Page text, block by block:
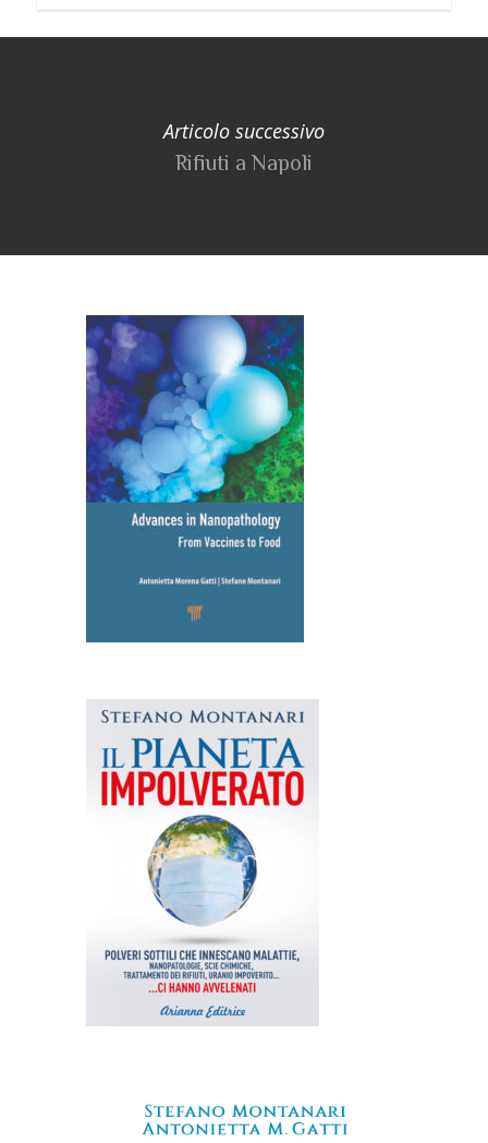
Articolo successivo
Rifiuti a Napoli